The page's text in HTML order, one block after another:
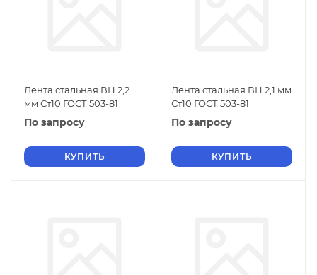
Лента стальная ВН 2,2
мм Ст10 ГОСТ 503-81
По запросу
КУПИТЬ
Лента стальная ВН 2,1 мм
Ст10 ГОСТ 503-81
По запросу
КУПИТЬ